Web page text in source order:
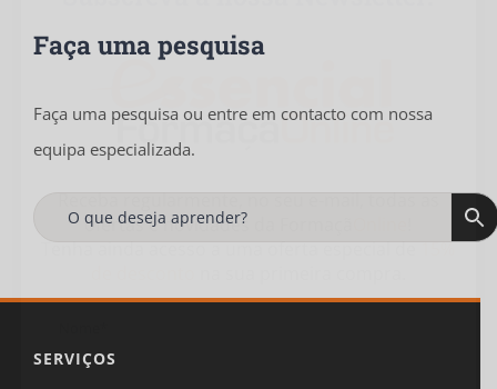
Faça uma pesquisa
Faça uma pesquisa ou entre em contacto com nossa
equipa especializada.
SERVIÇOS
Receba regularmente, no seu e-mail, todas as
ofertasenovidades
Tenha ainda acesso a uma oferta especial de15%